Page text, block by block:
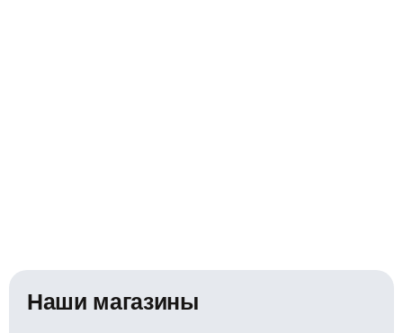
Наши магазины